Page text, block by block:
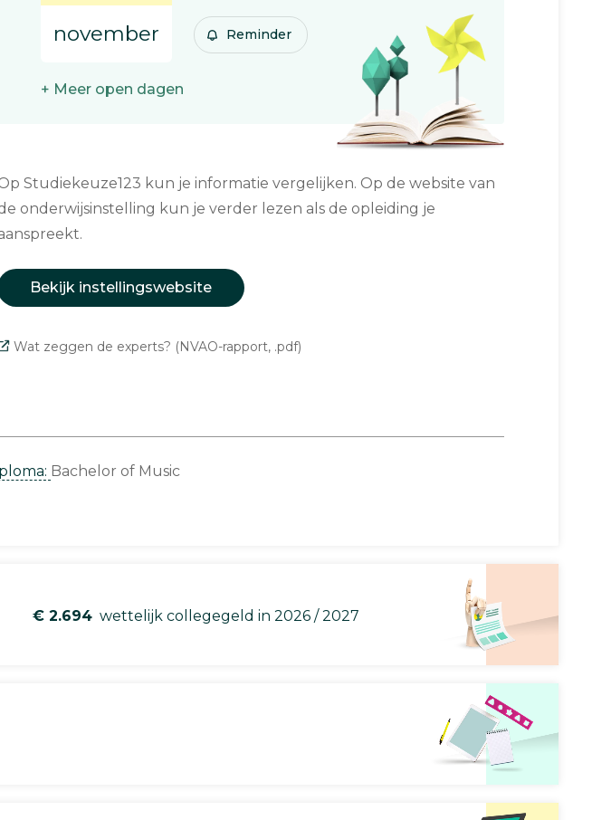
november Reminder
+ Meer open dagen
Studiekeuze123 kun je informatie vergelijken. Op de website van
onderwijsinstelling kun je verder lezen als de opleiding je
Bekijk instellingswebsite
Wat zeggen de experts? (NVAO-rapport, .pdf)
Bachelor of Music
€ 2.694 wettelijk collegegeld in 2026 / 2027